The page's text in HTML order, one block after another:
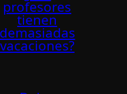
profesores
tienen
demasiadas
vacaciones?